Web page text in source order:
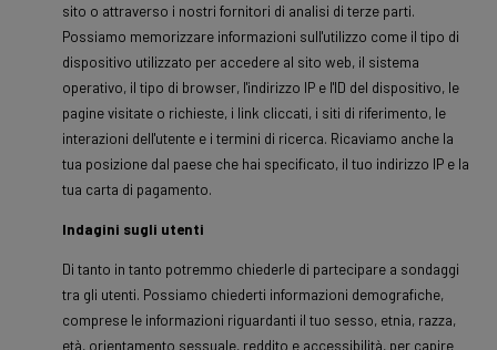
sito o attraverso i nostri fornitori di analisi di terze parti.
Possiamo memorizzare informazioni sull'utilizzo come il tipo di
dispositivo utilizzato per accedere al sito web, il sistema
operativo, il tipo di browser, l'indirizzo IP e l'ID del dispositivo, le
pagine visitate o richieste, i link cliccati, i siti di riferimento, le
interazioni dell'utente e i termini di ricerca. Ricaviamo anche la
tua posizione dal paese che hai specificato, il tuo indirizzo IP e la
tua carta di pagamento.
Indagini sugli utenti
Di tanto in tanto potremmo chiederle di partecipare a sondaggi
tra gli utenti. Possiamo chiederti informazioni demografiche,
comprese le informazioni riguardanti il tuo sesso, etnia, razza,
età, orientamento sessuale, reddito e accessibilità, per capire